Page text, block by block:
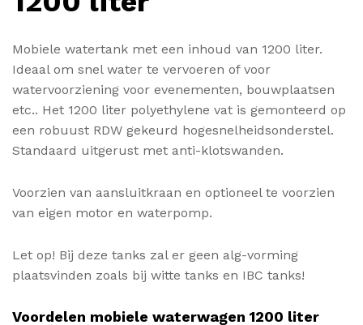
Mobiele watertank met een inhoud van 1200 liter.
Ideaal om snel water te vervoeren of voor
watervoorziening voor evenementen, bouwplaatsen
etc.. Het 1200 liter polyethylene vat is gemonteerd op
een robuust RDW gekeurd hogesnelheidsonderstel.
Standaard uitgerust met anti-klotswanden.
Voorzien van aansluitkraan en optioneel te voorzien
van eigen motor en waterpomp.
Let op! Bij deze tanks zal er geen alg-vorming
plaatsvinden zoals bij witte tanks en IBC tanks!
Voordelen mobiele waterwagen 1200 liter